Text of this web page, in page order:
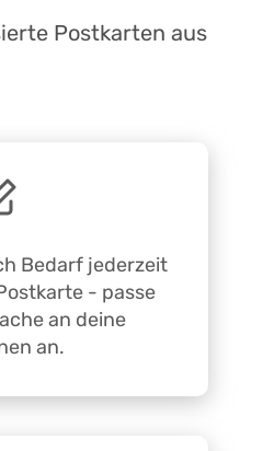
Postkarten aus
Bedarf jederzeit
- passe
an deine
an.